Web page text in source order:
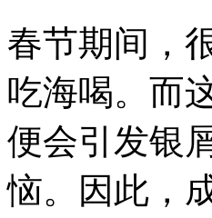
春节期间，
吃海喝。而
便会引发银
恼。因此，